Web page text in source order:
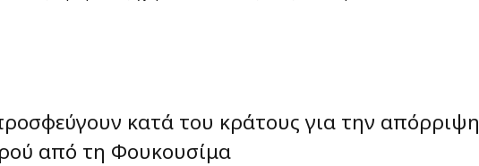
κατά του κράτους για την απόρριψη
από τη Φουκουσίμα